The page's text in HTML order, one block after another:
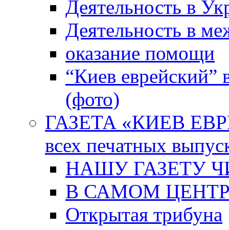
Деятельность в
Деятельность в
оказание помощи
“Киев еврейский”
(фото)
ГАЗЕТА «КИЕВ
всех печатных
НАШУ ГАЗЕТУ
В САМОМ
Открытая трибуна